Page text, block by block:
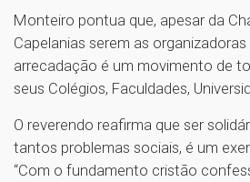
Monteiro pontua que, apesar da
Capelanias serem as
arrecadação é um movimento de
seus Colégios, Faculdades,
O reverendo reafirma que ser
tantos problemas sociais, é um
“Com o fundamento cristão